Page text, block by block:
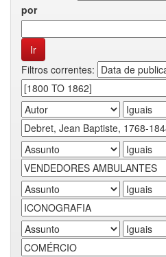
por
Filtros correntes: